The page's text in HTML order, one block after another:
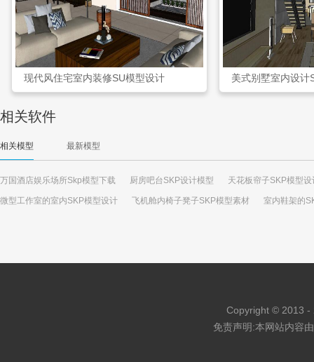
现代风住宅室内装修SU模型设计 美式别墅室内设计
相关软件
相关模型 最新模型
万国酒店娱乐场所Skp模型下载 厨房吧台SKP设计模型 天花板帘子SKP模型设
微型工作室的室内SKP模型设计 飞机舱内椅子凳子SKP模型素材 室内鞋架的
Copyright © 2013 -
免责声明:本网站内容